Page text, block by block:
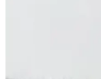
Çarşaf Seti